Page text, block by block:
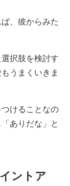
、彼からみた
択肢を検討す
うまくいきま
けることなの
ありだな」と
ントア